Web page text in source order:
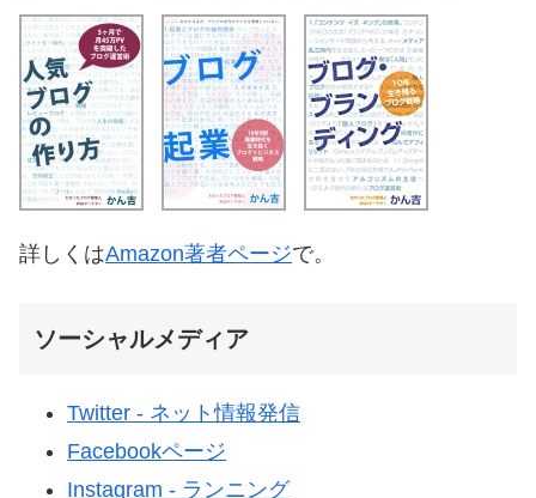
詳しくはAmazon著者ページで。
ソーシャルメディア
Twitter - ネット情報発信
Facebookページ
Instagram - ランニング